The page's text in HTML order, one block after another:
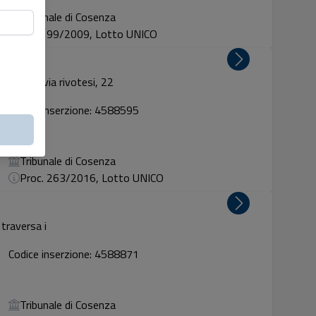
Tribunale di Cosenza
Proc. 99/2009, Lotto UNICO
già via rivotesi, 22
Codice inserzione: 4588595
Tribunale di Cosenza
Proc. 263/2016, Lotto UNICO
traversa i
Codice inserzione: 4588871
Tribunale di Cosenza